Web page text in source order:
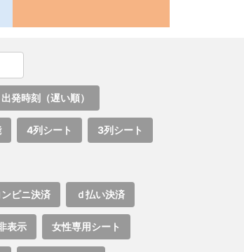
出発時刻（遅い順）
4列シート 3列シート
ンビニ決済 ｄ払い決済
表示 女性専用シート